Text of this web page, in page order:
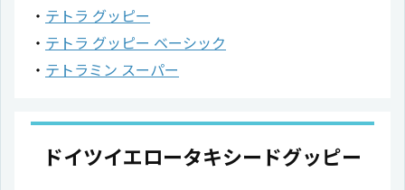
テトラ グッピー
テトラ グッピー ベーシック
テトラミン スーパー
ドイツイエロータキシードグッピー